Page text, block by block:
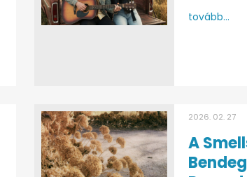
tovább...
2026. 02. 27
A